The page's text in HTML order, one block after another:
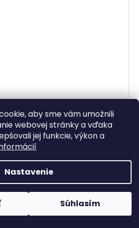
aby sme vám umožnili
webovej stránky a vďaka
jej funkcie, výkon a
Nastavenie
Súhlasím
–50 %